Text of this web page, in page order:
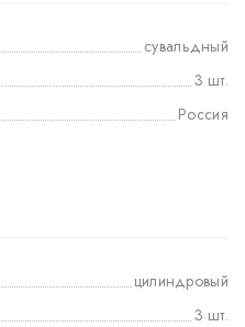
сувальдный
3 шт.
Россия
цилиндровый
3 шт.